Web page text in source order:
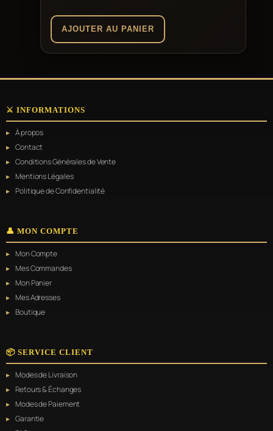
AJOUTER AU PANIER
⚔️ INFORMATIONS
À propos
Contact
Conditions Générales de Vente
Mentions Légales
Politique de Confidentialité
👤 MON COMPTE
Mon Compte
Mes Commandes
Mon Panier
Mes Adresses
Boutique
📦 SERVICE CLIENT
Modes de Livraison
Retours & Échanges
Modes de Paiement
Garantie